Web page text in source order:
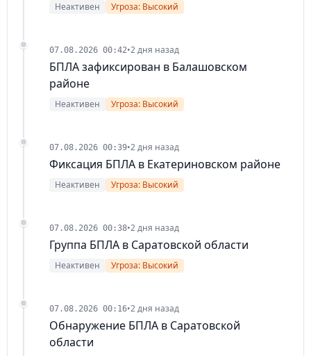
Неактивен Угроза: Высокий
07.08.2026 00:42•2 дня назад
БПЛА зафиксирован в Балашовском
районе
Неактивен Угроза: Высокий
07.08.2026 00:39•2 дня назад
Фиксация БПЛА в Екатериновском районе
Неактивен Угроза: Высокий
07.08.2026 00:38•2 дня назад
Группа БПЛА в Саратовской области
Неактивен Угроза: Высокий
07.08.2026 00:16•2 дня назад
Обнаружение БПЛА в Саратовской
области